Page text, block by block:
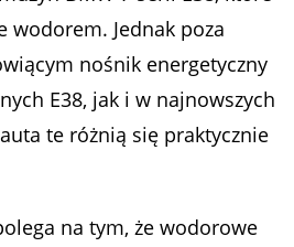
wodorem. Jednak poza
nośnik energetyczny
E38, jak i w najnowszych
te różnią się praktycznie
na tym, że wodorowe